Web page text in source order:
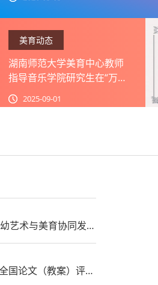
湖南师范大学美育中心教师
指导音乐学院研究生在“万叶
杯”全国论文（教案）评选中
荣获5个奖项
艺术与美育协同发
国论文（教案）评选